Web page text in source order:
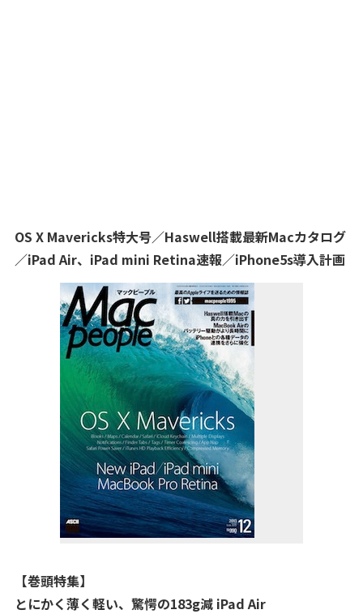
OS X Mavericks特大号／Haswell搭載最新Macカタログ
／iPad Air、iPad mini Retina速報／iPhone5s導入計画
【巻頭特集】
とにかく薄く軽い、驚愕の183g減 iPad Air